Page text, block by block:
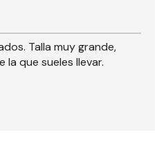
Talla muy grande,
la que sueles llevar.